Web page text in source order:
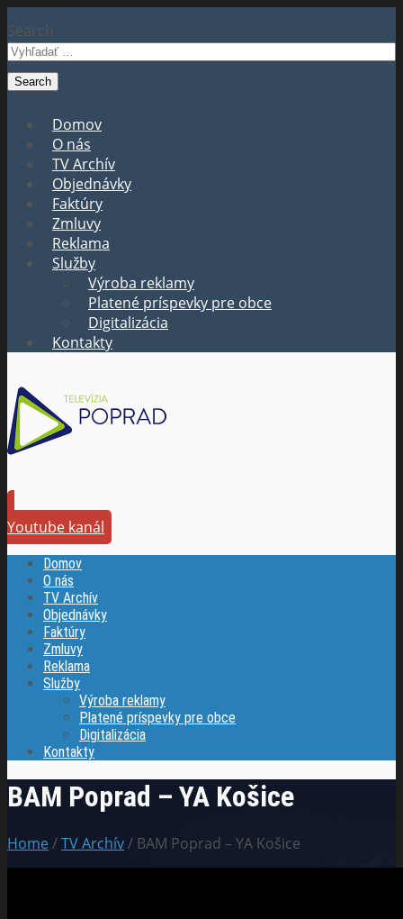
Search
Domov
O nás
TV Archív
Objednávky
Faktúry
Zmluvy
Reklama
Služby
Výroba reklamy
Platené príspevky pre obce
Digitalizácia
Kontakty
Youtube kanál
Domov
O nás
TV Archív
Objednávky
Faktúry
Zmluvy
Reklama
Služby
Výroba reklamy
Platené príspevky pre obce
Digitalizácia
Kontakty
BAM Poprad – YA Košice
Home/TV Archív/ BAM Poprad – YA Košice